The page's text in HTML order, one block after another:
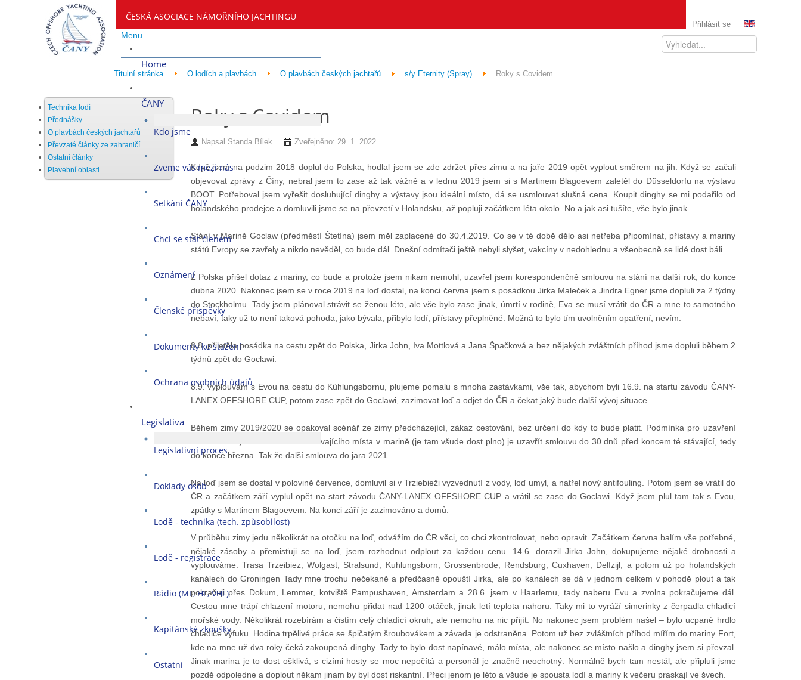
ČESKÁ ASOCIACE NÁMOŘNÍHO JACHTINGU
Přihlásit se
Menu
Home
ČANY
Kdo jsme
Zveme vás mezi nás
Setkání ČANY
Chci se stát členem
Oznámení
Členské příspěvky
Dokumenty ke stažení
Ochrana osobních údajů
Legislativa
Legislativní proces
Doklady osob
Lodě - technika (tech. způsobilost)
Lodě - registrace
Rádio (MF, HF, VHF)
Kapitánské zkoušky
Ostatní
Titulní stránka O lodích a plavbách O plavbách českých jachtařů s/y Eternity (Spray) Roky s Covidem
Technika lodí
Přednášky
O plavbách českých jachtařů
Převzaté články ze zahraničí
Ostatní články
Plavební oblasti
Roky s Covidem
Napsal Standa Bílek Zveřejněno: 29. 1. 2022
Když jsem na podzim 2018 doplul do Polska, hodlal jsem se zde zdržet přes zimu a na jaře 2019 opět vyplout směrem na jih. Když se začali
objevovat zprávy z Číny, nebral jsem to zase až tak vážně a v lednu 2019 jsem si s Martinem Blagoevem zaletěl do Düsseldorfu na výstavu
BOOT. Potřeboval jsem vyřešit dosluhující dinghy a výstavy jsou ideální místo, dá se usmlouvat slušná cena. Koupit dinghy se mi podařilo od
holandského prodejce a domluvili jsme se na převzetí v Holandsku, až popluji začátkem léta okolo. No a jak asi tušíte, vše bylo jinak.
Stání v Marině Goclaw (předměstí Štetína) jsem měl zaplacené do 30.4.2019. Co se v té době dělo asi netřeba připomínat, přístavy a mariny
států Evropy se zavřely a nikdo nevěděl, co bude dál. Dnešní odmítači ještě nebyli slyšet, vakcíny v nedohlednu a všeobecně se lidé dost báli.
Z Polska přišel dotaz z mariny, co bude a protože jsem nikam nemohl, uzavřel jsem korespondenčně smlouvu na stání na další rok, do konce
dubna 2020. Nakonec jsem se v roce 2019 na loď dostal, na konci června jsem s posádkou Jirka Maleček a Jindra Egner jsme dopluli za 2 týdny
do Stockholmu. Tady jsem plánoval strávit se ženou léto, ale vše bylo zase jinak, úmrtí v rodině, Eva se musí vrátit do ČR a mne to samotného
nebaví, taky už to není taková pohoda, jako bývala, přibylo lodí, přístavy přeplněné. Možná to bylo tím uvolněním opatření, nevím.
8.8. přiletěla posádka na cestu zpět do Polska, Jirka John, Iva Mottlová a Jana Špačková a bez nějakých zvláštních příhod jsme dopluli během 2
týdnů zpět do Goclawi.
8.9. vyplouvám s Evou na cestu do Kühlungsbornu, plujeme pomalu s mnoha zastávkami, vše tak, abychom byli 16.9. na startu závodu ČANY-
LANEX OFFSHORE CUP, potom zase zpět do Goclawi, zazimovat loď a odjet do ČR a čekat jaký bude další vývoj situace.
Během zimy 2019/2020 se opakoval scénář ze zimy předcházející, zákaz cestování, bez určení do kdy to bude platit. Podmínka pro uzavření
nové smlouvy a tím zachování stávajícího místa v marině (je tam všude dost plno) je uzavřít smlouvu do 30 dnů před koncem té stávající, tedy
do konce března. Tak že další smlouva do jara 2021.
Na loď jsem se dostal v polovině července, domluvil si v Trziebieži vyzvednutí z vody, loď umyl, a natřel nový antifouling. Potom jsem se vrátil do
ČR a začátkem září vyplul opět na start závodu ČANY-LANEX OFFSHORE CUP a vrátil se zase do Goclawi. Když jsem plul tam tak s Evou,
zpátky s Martinem Blagoevem. Na konci září je zazimováno a domů.
V průběhu zimy jedu několikrát na otočku na loď, odvážím do ČR věci, co chci zkontrolovat, nebo opravit. Začátkem června balím vše potřebné,
nějaké zásoby a přemisťuji se na loď, jsem rozhodnut odplout za každou cenu. 14.6. dorazil Jirka John, dokupujeme nějaké drobnosti a
vyplouváme. Trasa Trzeibiez, Wolgast, Stralsund, Kuhlungsborn, Grossenbrode, Rendsburg, Cuxhaven, Delfzijl, a potom už po holandských
kanálech do Groningen Tady mne trochu nečekaně a předčasně opouští Jirka, ale po kanálech se dá v jednom celkem v pohodě plout a tak
pokračuji přes Dokum, Lemmer, kotviště Pampushaven, Amsterdam a 28.6. jsem v Haarlemu, tady naberu Evu a zvolna pokračujeme dál.
Cestou mne trápí chlazení motoru, nemohu přidat nad 1200 otáček, jinak letí teplota nahoru. Taky mi to vyráží simerinky z čerpadla chladicí
mořské vody. Několikrát rozebírám a čistím celý chladící okruh, ale nemohu na nic přijít. No nakonec jsem problém našel – bylo ucpané hrdlo
chladiče výfuku. Hodina trpělivé práce se špičatým šroubovákem a závada je odstraněna. Potom už bez zvláštních příhod mířím do mariny Fort,
kde na mne už dva roky čeká zakoupená dinghy. Tady to bylo dost napínavé, málo místa, ale nakonec se místo našlo a dinghy jsem si převzal.
Jinak marina je to dost ošklivá, s cizími hosty se moc nepočítá a personál je značně neochotný. Normálně bych tam nestál, ale připluli jsme
pozdě odpoledne a doplout někam jinam by byl dost riskantní. Přeci jenom je léto a všude je spousta lodí a mariny k večeru praskají ve švech.